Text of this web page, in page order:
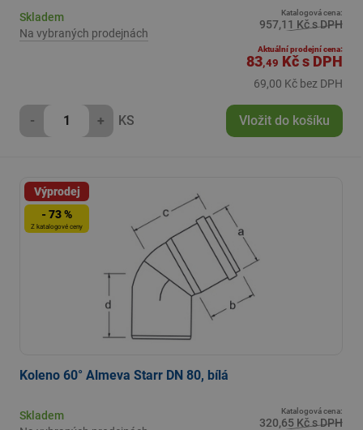
Skladem
Na vybraných prodejnách
Katalogová cena:
957,11 Kč s DPH
Aktuální prodejní cena:
83,49 Kčs DPH
69,00 Kč bez DPH
- + KS Vložit do košíku
Výprodej
- 73 %
Z katalogové ceny
Koleno 60° Almeva Starr DN 80, bílá
Skladem
Katalogová cena:
320,65 Kč s DPH